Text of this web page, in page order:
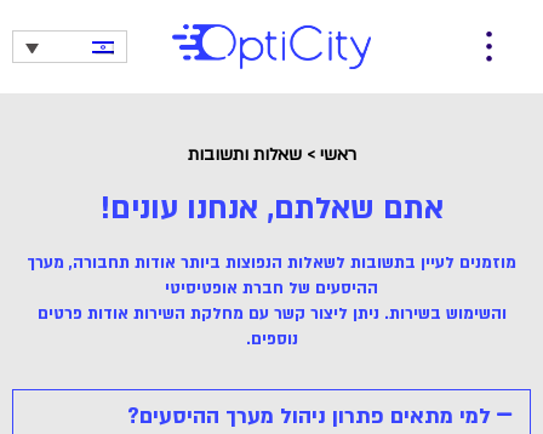
ראשי >שאלות ותשובות
אתם שאלתם, אנחנו עונים!
מוזמנים לעיין בתשובות לשאלות הנפוצות ביותר אודות תחבורה, מערך
ההיסעים של חברת אופטיסיטי
והשימוש בשירות. ניתן ליצור קשר עם מחלקת השירות אודות פרטים
נוספים.
למי מתאים פתרון ניהול מערך ההיסעים?